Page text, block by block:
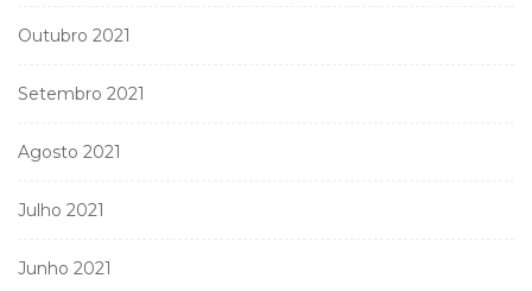
Outubro 2021
Setembro 2021
Agosto 2021
Julho 2021
Junho 2021